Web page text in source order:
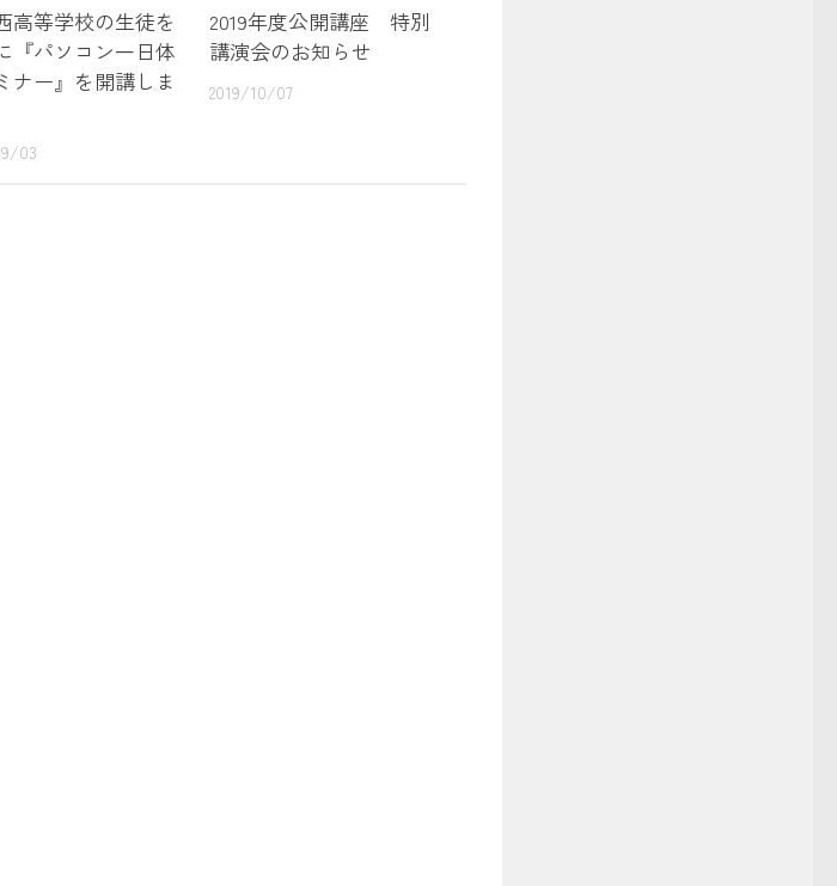
高等学校の生徒を
『パソコン一日体
ナー』を開講しま
03
2019年度公開講座 特別
講演会のお知らせ
2019/10/07